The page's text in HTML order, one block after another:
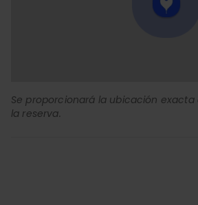
Se proporcionará la ubicación exacta
la reserva.